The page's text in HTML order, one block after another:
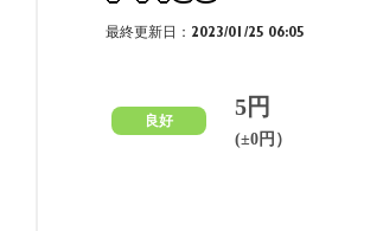
最終更新日：2023/01/25 06:05
良好
5円
(±0円）